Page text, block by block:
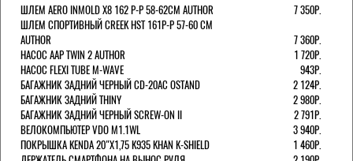
ШЛЕМ AERO INMOLD X8 162 Р-Р 58-62СМ AUTHOR
7 350Р.
ШЛЕМ СПОРТИВНЫЙ CREEK HST 161Р-Р 57-60 СМ
AUTHOR
7 360Р.
НАСОС AAP TWIN 2 AUTHOR
1 720Р.
НАСОС FLEXI TUBE M-WAVE
943Р.
БАГАЖНИК ЗАДНИЙ ЧЕРНЫЙ СD-20AC OSTAND
2 124Р.
БАГАЖНИК ЗАДНИЙ THINY
2 980Р.
БАГАЖНИК ЗАДНИЙ ЧЕРНЫЙ SCREW-ON II
2 791Р.
ВЕЛОКОМПЬЮТЕР VDO M1.1WL
3 940Р.
ПОКРЫШКА KENDA 20"Х1,75 K935 KHAN K-SHIELD
1 460Р.